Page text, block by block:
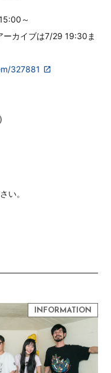
～
ーカイブは7/29 19:30ま
327881
)
い。